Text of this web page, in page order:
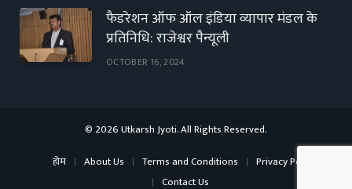
फैडरेशन ऑफ ऑल इंडिया व्यापार मंडल के
प्रतिनिधि: राजेश्वर पैन्यूली
OCTOBER 16, 2024
© 2026 Utkarsh Jyoti. All Rights Reserved.
होम
About Us Terms and Conditions
Privacy Policy
Contact Us